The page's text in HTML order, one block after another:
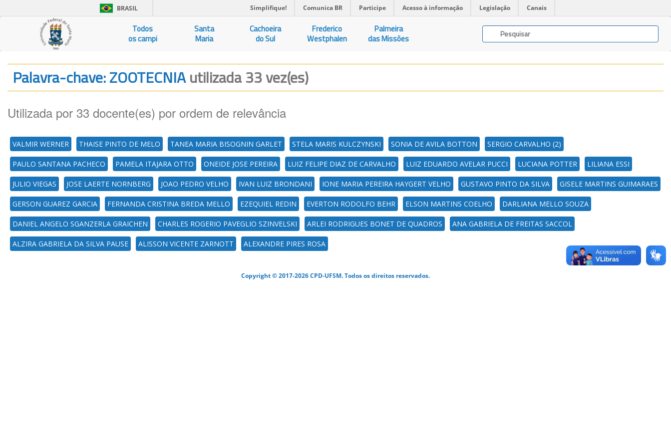
BRASIL Simplifique! Comunica BR Participe Acesso à informação Legislação Canais
Todos
os campi
Santa
Maria
Cachoeira
do Sul
Frederico
Westphalen
Palmeira
das Missões
Palavra-chave: ZOOTECNIAutilizada 33 vez(es)
Utilizada por 33 docente(es) por ordem de relevância
VALMIR WERNER THAISE PINTO DE MELO TANEA MARIA BISOGNIN GARLET STELA MARIS KULCZYNSKI SONIA DE AVILA BOTTON SERGIO CARVALHO (2)
PAULO SANTANA PACHECO PAMELA ITAJARA OTTO ONEIDE JOSE PEREIRA LUIZ FELIPE DIAZ DE CARVALHO LUIZ EDUARDO AVELAR PUCCI LUCIANA POTTER LILIANA ESSI
JULIO VIEGAS JOSE LAERTE NORNBERG JOAO PEDRO VELHO IVAN LUIZ BRONDANI IONE MARIA PEREIRA HAYGERT VELHO GUSTAVO PINTO DA SILVA GISELE MARTINS GUIMARAES
GERSON GUAREZ GARCIA FERNANDA CRISTINA BREDA MELLO EZEQUIEL REDIN EVERTON RODOLFO BEHR ELSON MARTINS COELHO DARLIANA MELLO SOUZA
DANIEL ANGELO SGANZERLA GRAICHEN CHARLES ROGERIO PAVEGLIO SZINVELSKI ARLEI RODRIGUES BONET DE QUADROS ANA GABRIELA DE FREITAS SACCOL
ALZIRA GABRIELA DA SILVA PAUSE ALISSON VICENTE ZARNOTT ALEXANDRE PIRES ROSA
Copyright © 2017-2026 CPD-UFSM. Todos os direitos reservados.